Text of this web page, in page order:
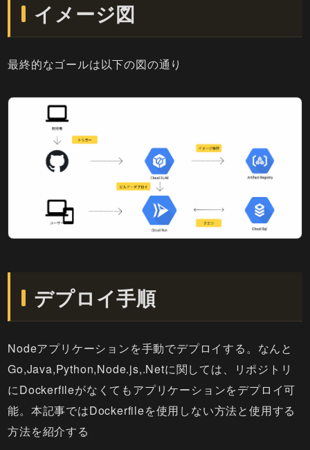
イメージ図
最終的なゴールは以下の図の通り
デプロイ手順
Nodeアプリケーションを手動でデプロイする。なんと
Go,Java,Python,Node.js,.Netに関しては、リポジトリ
にDockerfileがなくてもアプリケーションをデプロイ可
能。本記事ではDockerfileを使用しない方法と使用する
方法を紹介する